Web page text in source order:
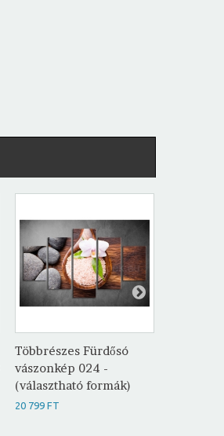
Többrészes Fürdősó
vászonkép 024 -
(választható formák)
20 799 FT